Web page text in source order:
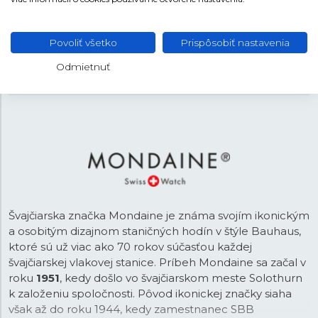
FARBA REMIENKA Strieborná
Švajčiarska značka Mondaine je známa svojím ikonickým
a osobitým dizajnom staničných hodín v štýle Bauhaus,
ktoré sú už viac ako 70 rokov súčasťou každej
švajčiarskej vlakovej stanice. Príbeh Mondaine sa začal v
roku 1951, kedy došlo vo švajčiarskom meste Solothurn
k založeniu spoločnosti. Pôvod ikonickej značky siaha
však až do roku 1944, kedy zamestnanec SBB
Povoliť všetko Prispôsobiť nastavenia
Odmietnuť